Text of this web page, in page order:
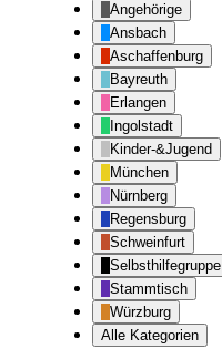
Angehörige
Ansbach
Aschaffenburg
Bayreuth
Erlangen
Ingolstadt
Kinder-&Jugend
München
Nürnberg
Regensburg
Schweinfurt
Selbsthilfegruppe
Stammtisch
Würzburg
Alle Kategorien